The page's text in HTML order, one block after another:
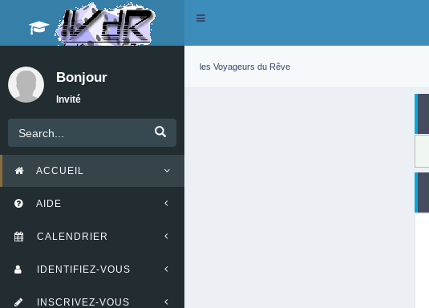
Toggle
Bonjour
Invité
ACCUEIL
AIDE
CALENDRIER
IDENTIFIEZ-VOUS
INSCRIVEZ-VOUS
les Voyageurs du Rêve